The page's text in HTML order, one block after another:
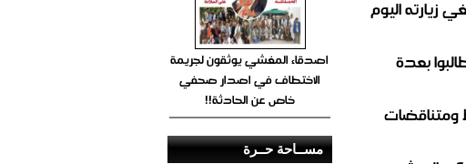
زيارته اليوم
بعدة
اصدقاء المغشي يوثقون لجريمة
الاختطاف في اصدار صحفي
خاص عن الحادثة!!
مســاحة حــرة